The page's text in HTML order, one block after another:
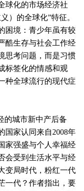
球化的市场经济社
）的全球化”特征。
困境：青少年虽有较
酷生存与社会工作经
思考问题，而是习惯
标签化的情感和观
种全球流行的现代症
的城市新中产后备
国家认同来自2008年
家强盛与个人幸福经
会受到生活水平与经
变局时代，粉红一代
一代？作者指出，要